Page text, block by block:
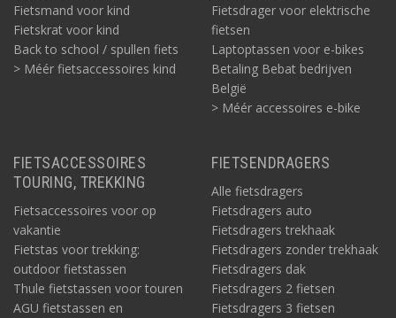
Fietsmand voor kind
Fietskrat voor kind
Back to school / spullen fiets
> Méér fietsaccessoires kind
Fietsdrager voor elektrische
fietsen
Laptoptassen voor e-bikes
Betaling Bebat bedrijven
België
> Méér accessoires e-bike
FIETSACCESSOIRES
TOURING, TREKKING
Fietsaccessoires voor op
vakantie
Fietstas voor trekking:
outdoor fietstassen
Thule fietstassen voor touren
AGU fietstassen en
FIETSENDRAGERS
Alle fietsdragers
Fietsdragers auto
Fietsdragers trekhaak
Fietsdragers zonder trekhaak
Fietsdragers dak
Fietsdragers 2 fietsen
Fietsdragers 3 fietsen